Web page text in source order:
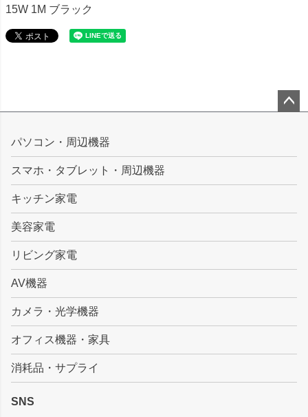
15W 1M ブラック
ップ
パソコン・周辺機器
スマホ・タブレット・周辺機器
キッチン家電
美容家電
リビング家電
AV機器
カメラ・光学機器
オフィス機器・家具
消耗品・サプライ
SNS